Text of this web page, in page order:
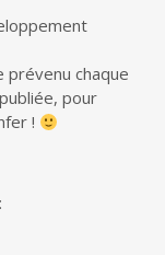
prévenu chaque
pour
!